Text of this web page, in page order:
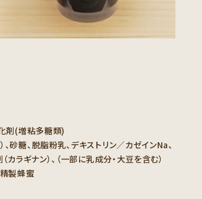
剤(増粘多糖類)
糖、脱脂粉乳、デキストリン／カゼインNa、
ラギナン）、（一部に乳成分・大豆を含む）
製蜂蜜